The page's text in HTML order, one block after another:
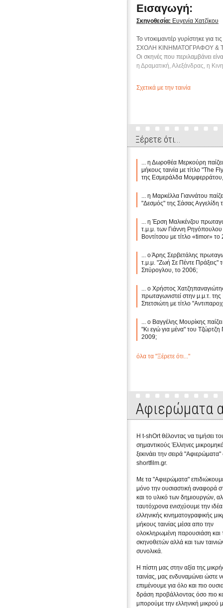
Εισαγωγή:
Σκηνοθεσία: Ευγενία Χατζίκου
Το ντοκιμαντέρ γυρίστηκε
ΣΧΟΛΗ ΚΙΝΗΜΑΤΟΓΡΑΦΟΥ &
Οι σκηνές που περιλαμβάνει
η Δραματική, Αλεξάνδρας, η
Σχετικά με την ταινία
Ξέρετε ότι...
... η Δωροθέα Μερκούρη
μήκους ταινία με τίτλο "The
της Εσμεράλδα
... η Μαρκέλλα Γιαννάτου
"Δεσμός" της Σάσας Αγγελίδη
... η Έρση Μαλικένζου
τ.μ.μ. των Γιάννη
Βοντίτσου με τίτλο «timor» το
... ο Άρης Σερβετάλης
τ.μ.μ. "Ζωή Σε Πέντε Πράξεις"
Σπύρογλου, το 2006;
... ο Χρήστος
πρωταγωνιστεί στην μ.μ.τ.
Σπετσιώτη με τίτλο
... ο Βαγγέλης Μουρίκης
"Κι εγώ για μένα" του
2009;
όλα τα "Ξέρετε ότι..."
Αφιερώματα
Η t-shOrt θέλοντας να τιμήσει
σημαντικούς Έλληνες
ξεκινάει την σειρά "Αφιερώματα"
shortfilm.gr.
Με τα "Αφιερώματα"
μόνο την ουσιαστική αναφορά
και το υλικό των δημιουργών,
ταυτόχρονα ενισχύουμε την
ελληνικής κινηματογραφικής
μήκους ταινίας μέσα απο την
ολοκληρωμένη παρουσιάση και
σκηνοθετών αλλά και των
συνολικά.
Η πίστη μας στην αξία της
ταινίας, μας ενδυναμώνει ώστε
επιμένουμε για όλο και πιο
δράση προβάλλοντας όσο πιο
μπορούμε την ελληνική μικρού